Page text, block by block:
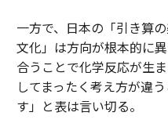
一方で、日本の「引き算
文化」は方向が根本的に
合うことで化学反応が生
してまったく考え方が違
す」と表は言い切る。